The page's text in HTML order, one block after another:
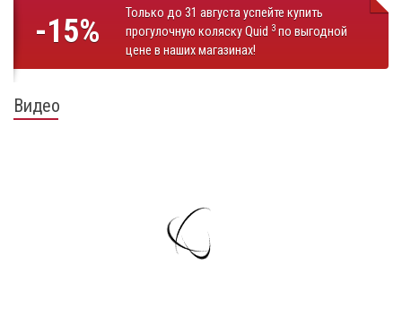
-15%
Только до 31 августа успейте купить
прогулочную коляску Quid 3 по выгодной
цене в наших магазинах!
Видео